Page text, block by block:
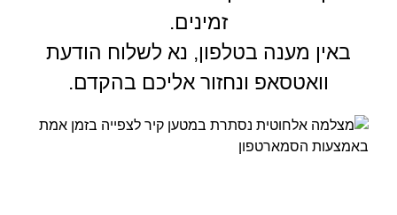
זמינים.
באין מענה בטלפון, נא לשלוח הודעת
וואטסאפ ונחזור אליכם בהקדם.